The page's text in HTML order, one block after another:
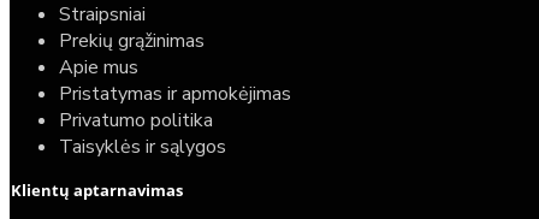
Straipsniai
Prekių grąžinimas
Apie mus
Pristatymas ir apmokėjimas
Privatumo politika
Taisyklės ir sąlygos
Klientų aptarnavimas